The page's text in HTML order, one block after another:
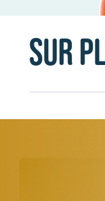
Sur